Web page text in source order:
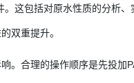
这包括对原水性质的分析
双重提升。
。合理的操作顺序是先投加